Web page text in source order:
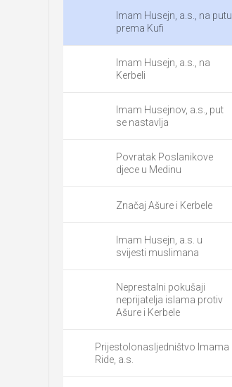
Imam Husejn, a.s., na putu
prema Kufi
Imam Husejn, a.s., na
Kerbeli
Imam Husejnov, a.s., put
se nastavlja
Povratak Poslanikove
djece u Medinu
Značaj Ašure i Kerbele
Imam Husejn, a.s. u
svijesti muslimana
Neprestalni pokušaji
neprijatelja islama protiv
Ašure i Kerbele
Prijestolonasljedništvo Imama
Ride, a.s.